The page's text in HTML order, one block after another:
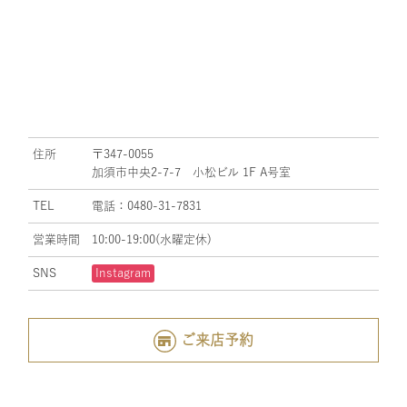
住所
〒347-0055
加須市中央2-7-7 小松ビル 1F A号室
TEL 電話：0480-31-7831
営業時間 10:00-19:00(水曜定休)
SNS Instagram
ご来店予約